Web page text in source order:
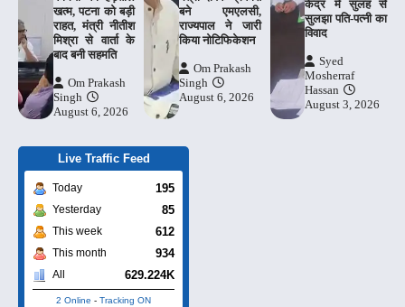
खत्म, पटना को बड़ी
राहत, मंत्री नीतीश
मिश्रा से वार्ता के
बाद बनी सहमति
Om Prakash
Singh
August 6, 2026
बने एमएलसी,
राज्यपाल ने जारी
किया नोटिफिकेशन
Om Prakash
Singh
August 6, 2026
केंद्र में सुलह से
सुलझा पति-पत्नी का
विवाद
Syed
Mosherraf
Hassan
August 3, 2026
Live Traffic Feed
Today 195
Yesterday 85
This week 612
This month 934
All 629.224K
2 Online - Tracking ON